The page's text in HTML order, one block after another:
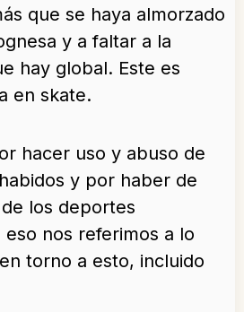
que se haya almorzado
y a faltar a la
hay global. Este es
en skate.
hacer uso y abuso de
y por haber de
los deportes
nos referimos a lo
torno a esto, incluido